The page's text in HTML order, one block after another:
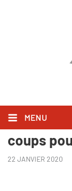
MENU
Cédric
coups
22 JANVIER 2020